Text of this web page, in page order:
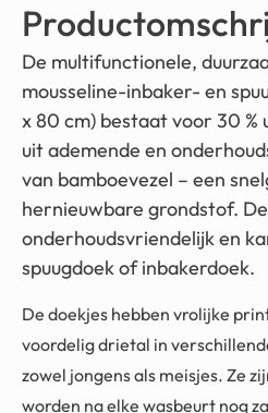
De multifunctionele,
mousseline-inbaker- en
x 80 cm) bestaat voor 30 %
uit ademende en
van bamboevezel – een
hernieuwbare grondstof.
onderhoudsvriendelijk en
spuugdoek of inbakerdoek.
De doekjes hebben vrolijke
voordelig drietal in
zowel jongens als meisjes. Ze
worden na elke wasbeurt nog